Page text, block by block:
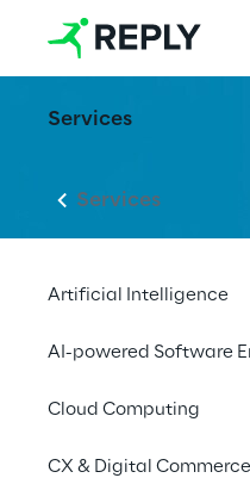
Services
Services
Artificial Intelligence
AI-powered Software
Cloud Computing
CX & Digital Commerce